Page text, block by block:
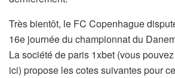
Très bientôt, le FC Copenhague
16e journée du championnat du
La société de paris 1xbet (vous pouvez
ici) propose les cotes suivantes pour